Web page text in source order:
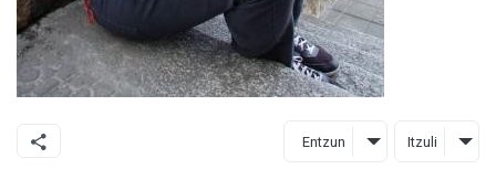
Entzun Itzuli